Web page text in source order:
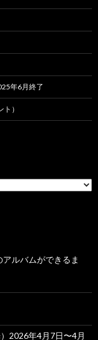
年6月終了
）
ルバムができるま
2026年4月7日〜4月